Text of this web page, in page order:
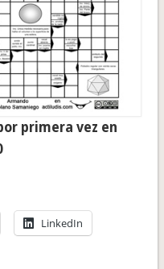
primera vez en
LinkedIn